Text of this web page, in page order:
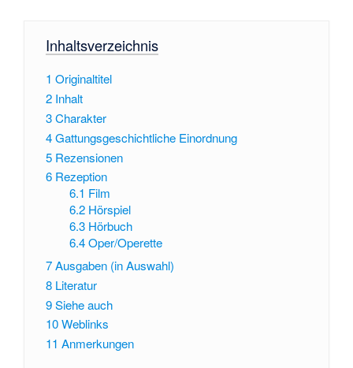
Inhaltsverzeichnis
1 Originaltitel
2 Inhalt
3Charakter
4Gattungsgeschichtliche Einordnung
5 Rezensionen
6 Rezeption
6.1 Film
6.2 Hörspiel
6.3 Hörbuch
6.4 Oper/Operette
7Ausgaben (in Auswahl)
8 Literatur
9Siehe auch
10Weblinks
11 Anmerkungen